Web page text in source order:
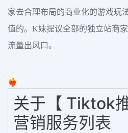
家去合理布局的商业化的游戏玩
值的。K妹提议全部的独立站商
流量出风口。
❤️‍🔥
关于【 Tiktok
营销服务列表